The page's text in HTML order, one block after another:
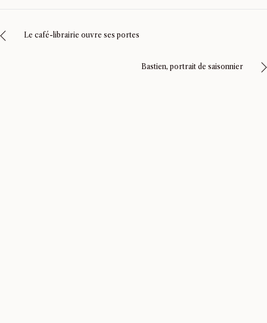
Le café-librairie ouvre ses portes
Bastien, portrait de saisonnier